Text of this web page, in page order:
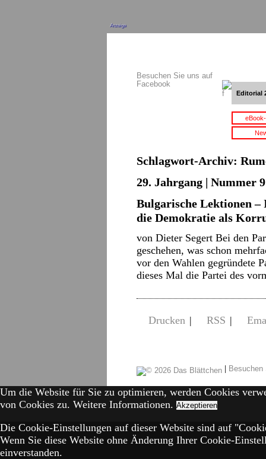
Anzeige
Besuchen Sie uns auf
Facebook
Editorial
Schlagwort-Archiv:
29. Jahrgang | Nummer
Bulgarische Lektionen
die Demokratie als
von Dieter Segert Bei den
geschehen, was schon
vor den Wahlen gegründete
dieses Mal die Partei des
Drucken | RSS |
|
Um die Website für Sie zu optimieren, werden Cookies
von Cookies zu. Weitere Informationen. Akzeptieren
Die Cookie-Einstellungen auf dieser Website sind auf
Wenn Sie diese Website ohne Änderung Ihrer Cookie-
einverstanden.